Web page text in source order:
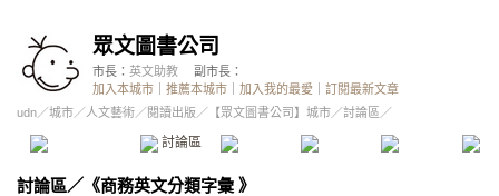
眾文圖書公司
市長： 英文助教
副市長：
加入本城市
推薦本城市 加入我的最愛
訂閱最新文章
udn／城市／人文藝術／閱讀出版 ／ 【眾文圖書公司】城市／討論區／
討論區 精華區 投票區 影像館
討論區／ 《商務英文分類字彙 》